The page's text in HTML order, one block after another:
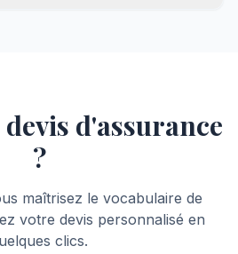
d'assurance
?
maîtrisez le vocabulaire de
votre devis personnalisé en
clics.